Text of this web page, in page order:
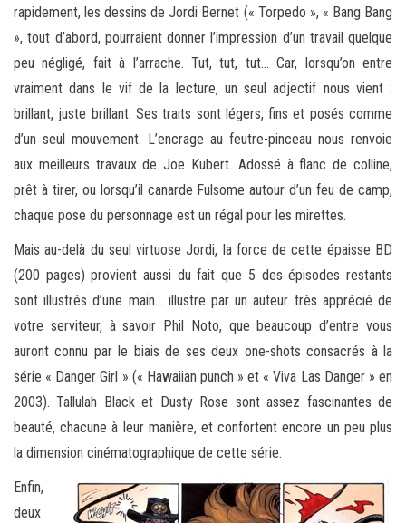
rapidement, les dessins de Jordi Bernet (« Torpedo », « Bang Bang
», tout d’abord, pourraient donner l’impression d’un travail quelque
peu négligé, fait à l’arrache. Tut, tut, tut… Car, lorsqu’on entre
vraiment dans le vif de la lecture, un seul adjectif nous vient :
brillant, juste brillant. Ses traits sont légers, fins et posés comme
d’un seul mouvement. L’encrage au feutre-pinceau nous renvoie
aux meilleurs travaux de Joe Kubert. Adossé à flanc de colline,
prêt à tirer, ou lorsqu’il canarde Fulsome autour d’un feu de camp,
chaque pose du personnage est un régal pour les mirettes.
Mais au-delà du seul virtuose Jordi, la force de cette épaisse BD
(200 pages) provient aussi du fait que 5 des épisodes restants
sont illustrés d’une main… illustre par un auteur très apprécié de
votre serviteur, à savoir Phil Noto, que beaucoup d’entre vous
auront connu par le biais de ses deux one-shots consacrés à la
série « Danger Girl » (« Hawaiian punch » et « Viva Las Danger » en
2003). Tallulah Black et Dusty Rose sont assez fascinantes de
beauté, chacune à leur manière, et confortent encore un peu plus
la dimension cinématographique de cette série.
Enfin,
deux